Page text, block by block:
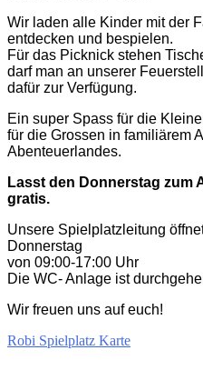
Wir laden alle Kinder mit der
entdecken und bespielen.
Für das Picknick stehen
darf man an unserer
dafür zur Verfügung.
Ein super Spass für die
für die Grossen in familiärem
Abenteuerlandes.
Lasst den Donnerstag zum
gratis.
Unsere Spielplatzleitung
Donnerstag
von 09:00-17:00 Uhr
Die WC- Anlage ist
Wir freuen uns auf euch!
Robi Spielplatz Karte